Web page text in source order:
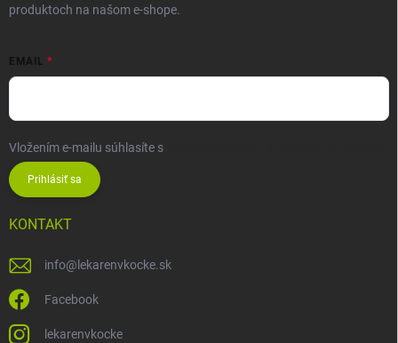
produktoch na našom e-shope.
EMAIL
Vložením e-mailu súhlasíte s
Prihlásiť sa
KONTAKT
info@ lekarenvkocke.sk
Facebook
lekarenvkocke